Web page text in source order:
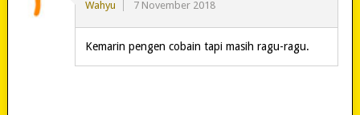
Wahyu 7 November 2018
Kemarin pengen cobain tapi masih ragu-ragu.